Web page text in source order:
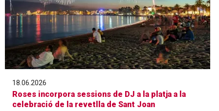
18.06.2026
Roses incorpora sessions de DJ a la platja a la
celebració de la revetlla de Sant Joan